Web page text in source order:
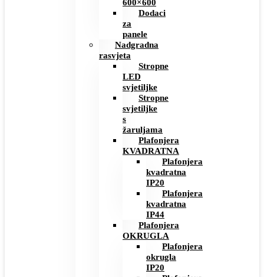
600×600
Dodaci
za
panele
Nadgradna
rasvjeta
Stropne
LED
svjetiljke
Stropne
svjetiljke
s
žaruljama
Plafonjera
KVADRATNA
Plafonjera
kvadratna
IP20
Plafonjera
kvadratna
IP44
Plafonjera
OKRUGLA
Plafonjera
okrugla
IP20